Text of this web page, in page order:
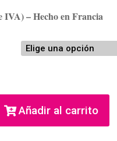
IVA) – Hecho en Francia
Añadir al carrito